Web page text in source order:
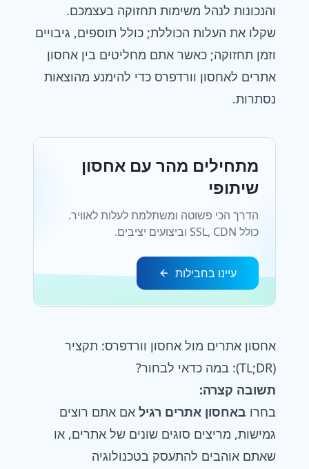
והנכונות לנהל משימות תחזוקה בעצמכם.
שקלו את העלות הכוללת; כולל תוספים, גיבויים
וזמן תחזוקה; כאשר אתם מחליטים בין אחסון
אתרים לאחסון וורדפרס כדי להימנע מהוצאות
נסתרות.
מתחילים מהר עם אחסון
שיתופי
הדרך הכי פשוטה ומשתלמת לעלות לאוויר.
כולל SSL, CDN וביצועים יציבים.
עיינו בחבילות
אחסון אתרים מול אחסון וורדפרס: תקציר
(TL;DR): במה כדאי לבחור?
תשובה קצרה:
בחרו באחסון אתרים רגיל אם אתם רוצים
גמישות, מריצים סוגים שונים של אתרים, או
שאתם אוהבים להתעסק בטכנולוגיה